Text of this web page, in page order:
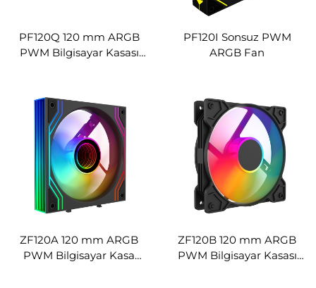
PF120Q 120 mm ARGB
PWM Bilgisayar Kasası
PF120I Sonsuz PWM
ARGB Fan
ZF120A 120 mm ARGB
PWM Bilgisayar Kasa
ZF120B 120 mm ARGB
PWM Bilgisayar Kasası